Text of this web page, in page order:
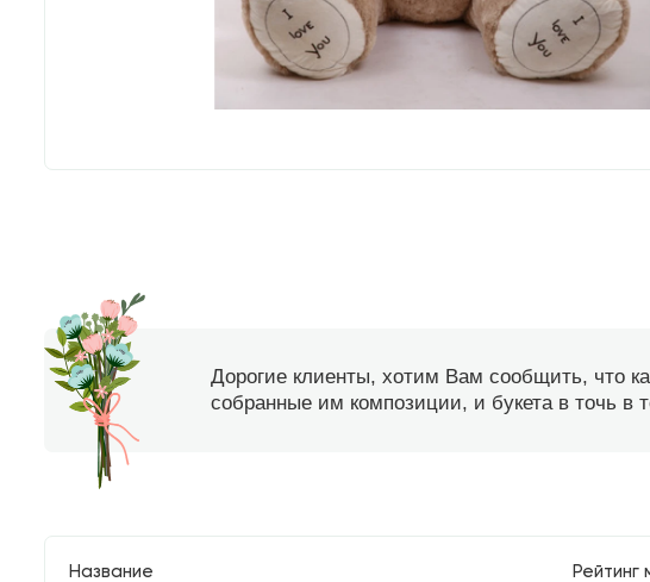
Дорогие клиенты, хотим Вам сообщить, что
собранные им композиции, и букета в точь в
Название Рейтинг